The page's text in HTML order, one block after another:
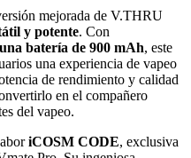
mejorada de V.THRU
y potente. Con
batería de 900 mAh, este
una experiencia de vapeo
de rendimiento y calidad
en el compañero
del vapeo.
iCOSM CODE, exclusiva